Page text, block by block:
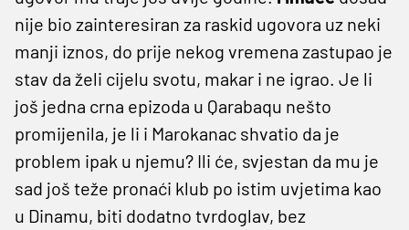
nije bio zainteresiran za raskid ugovora uz neki
manji iznos, do prije nekog vremena zastupao je
stav da želi cijelu svotu, makar i ne igrao. Je li
još jedna crna epizoda u Qarabaqu nešto
promijenila, je li i Marokanac shvatio da je
problem ipak u njemu? Ili će, svjestan da mu je
sad još teže pronaći klub po istim uvjetima kao
u Dinamu, biti dodatno tvrdoglav, bez